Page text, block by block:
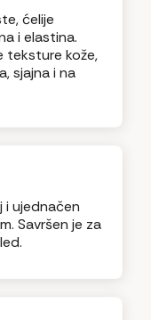
ćelije
i elastina.
teksture kože,
sjajna i na
i ujednačen
Savršen je za